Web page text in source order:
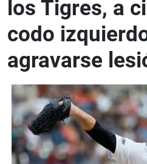
los Tigres, a
codo
agravarse